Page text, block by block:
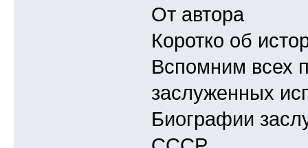
От автора
Коротко об
Вспомним всех
заслуженных
Биографии